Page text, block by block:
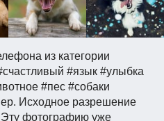
из категории
#язык #улыбка
#пес #собаки
Исходное разрешение
фотографию уже